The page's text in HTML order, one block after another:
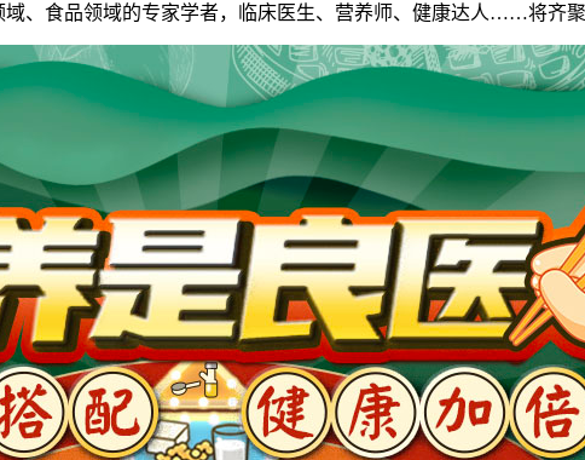
、食品领域的专家学者，临床医生、营养师、健康达人……将齐